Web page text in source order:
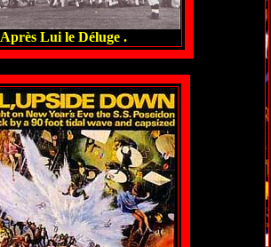
Après Lui le Déluge .